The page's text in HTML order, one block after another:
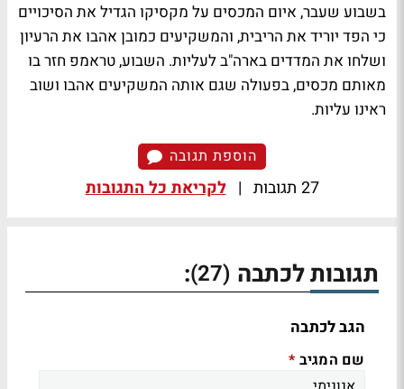
בשבוע שעבר, איום המכסים על מקסיקו הגדיל את הסיכויים
כי הפד יוריד את הריבית, והמשקיעים כמובן אהבו את הרעיון
ושלחו את המדדים בארה"ב לעליות. השבוע, טראמפ חזר בו
מאותם מכסים, בפעולה שגם אותה המשקיעים אהבו ושוב
ראינו עליות.
הוספת תגובה
27 תגובות | לקריאת כל התגובות
תגובות לכתבה (27)
:
הגב לכתבה
שם המגיב *